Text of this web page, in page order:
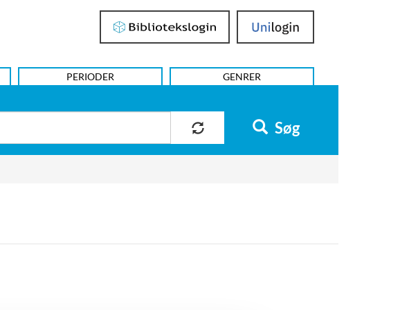
Bibliotekslogin UniLogin
PERIODER GENRER
Søg